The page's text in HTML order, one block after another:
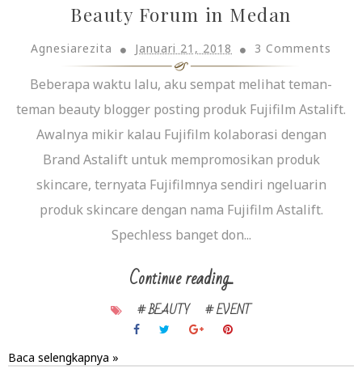
Beauty Forum in Medan
Agnesiarezita Januari 21, 2018 3 Comments
Beberapa waktu lalu, aku sempat melihat teman-
teman beauty blogger posting produk Fujifilm Astalift.
Awalnya mikir kalau Fujifilm kolaborasi dengan
Brand Astalift untuk mempromosikan produk
skincare, ternyata Fujifilmnya sendiri ngeluarin
produk skincare dengan nama Fujifilm Astalift.
Spechless banget don...
Continue reading...
# BEAUTY # EVENT
Baca selengkapnya »